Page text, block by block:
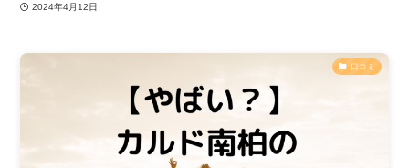
2024年4月12日
口コミ